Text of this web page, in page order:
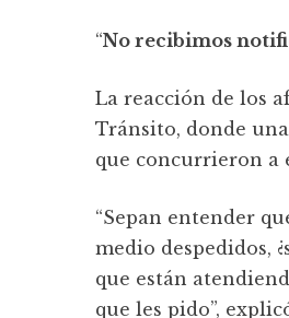
“No recibimos
La reacción de los
Tránsito, donde
que concurrieron a
“Sepan entender
medio despedidos,
que están
que les pido”,